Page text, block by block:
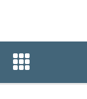
ปฏิทินกิจ
ปฏิทินกิจกร